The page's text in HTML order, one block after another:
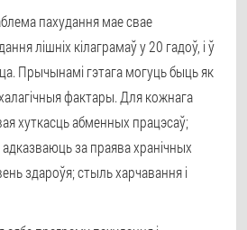
пахудання мае свае
лішніх кілаграмаў у 20 гадоў, і ў
Прычынамі гэтага могуць быць як
фактары. Для кожнага
хуткасць абменных працэсаў;
адказваюць за праява хранічных
здароўя; стыль харчавання і